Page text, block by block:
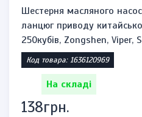
Шестерня масляного
ланцюг приводу
250кубів, Zongshen, Viper,
Код товара: 1636120969
На складі
138грн.